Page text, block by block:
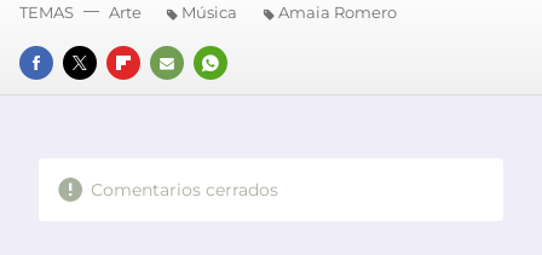
FACEBOOK
TWITTERFLIPBOARD
E-
WHATSAPP
TEMAS Arte Música Amaia Romero
Comentarios cerrados